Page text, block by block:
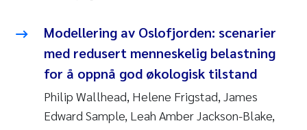
Modellering av Oslofjorden: scenarier
med redusert menneskelig belastning
for å oppnå god økologisk tilstand
Philip Wallhead, Helene Frigstad, James
Edward Sample, Leah Amber Jackson-Blake,